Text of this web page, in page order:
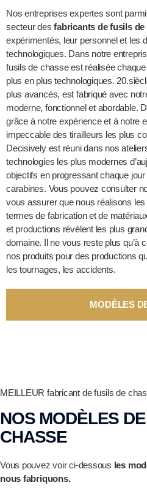
Nos entreprises expertes sont
secteur desfabricants de fusils de
expérimentés, leur personnel et les
technologiques. Dans notre
fusils de chasse est réalisée chaque
plus en plus technologiques.
plus avancés, est fabriqué avec
moderne, fonctionnel et abordable.
grâce à notre expérience et à notre
impeccable des tirailleurs les plus
Decisively est réuni dans nos
technologies les plus modernes
objectifs en progressant chaque
carabines. Vous pouvez consulter
vous assurer que nous réalisons
termes de fabrication et de
et productions révèlent les plus
domaine. Il ne vous reste plus qu’à
nos produits pour des productions
les tournages, les accidents.
MODÈLES
MEILLEUR fabricant de fusils de
NOS MODÈLES
CHASSE
Vous pouvez voir ci-dessous les
nous fabriquons.